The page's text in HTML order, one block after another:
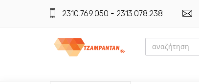
2310.769.050 - 2313.078.238